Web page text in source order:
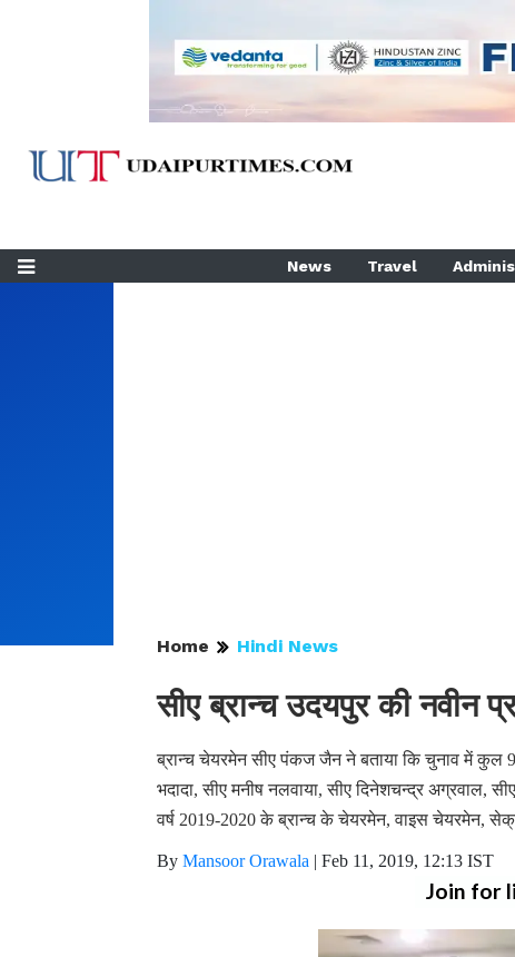
News Travel
Home Hindi News
सीए ब्रान्च उदयपुर की नवीन
ब्रान्च चेयरमेन सीए पंकज जैन ने बताया कि चुनाव में कुल 9
भदादा, सीए मनीष नलवाया, सीए दिनेशचन्द्र अग्रवाल,
वर्ष 2019-2020 के ब्रान्च के चेयरमेन, वाइस चेयरमेन,
By Mansoor Orawala | Feb 11, 2019, 12:13 IST
Join for